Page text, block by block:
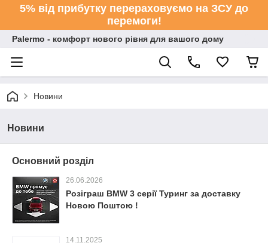
5% від прибутку перераховуємо на ЗСУ до
перемоги!
Palermo - комфорт нового рівня для вашого дому
Новини
Новини
Основний розділ
26.06.2026
Розіграш BMW 3 серії Туринг за доставку
Новою Поштою !
14.11.2025